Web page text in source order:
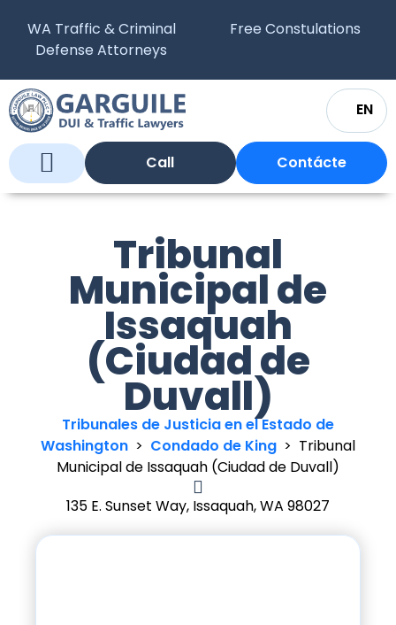
WA Traffic & Criminal
Defense Attorneys
Free Constulations
EN
Call Contácte
Tribunal
Municipal de
Issaquah
(Ciudad de
Duvall)
Tribunales de Justicia en el Estado de
Washington > Condado de King > Tribunal
Municipal de Issaquah (Ciudad de Duvall)
135 E. Sunset Way, Issaquah, WA 98027